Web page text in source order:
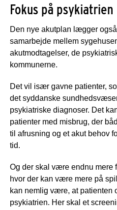
Fokus på psykiatrien
Den nye akutplan lægger
samarbejde mellem
akutmodtagelser, de
kommunerne.
Det vil især gavne patienter,
det syddanske
psykiatriske diagnoser. Det
patienter med misbrug, der
til afrusning og et akut behov
tid.
Og der skal være endnu mere
hvor der kan være mere på
kan nemlig være, at patienten
psykiatrien. Her skal et